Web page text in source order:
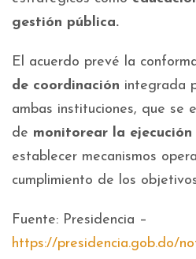
gestión pública.
El acuerdo prevé la
de coordinación integrada
ambas instituciones, que se
de monitorear la ejecución
establecer mecanismos
cumplimiento de los
Fuente: Presidencia –
https://presidencia.gob.do/